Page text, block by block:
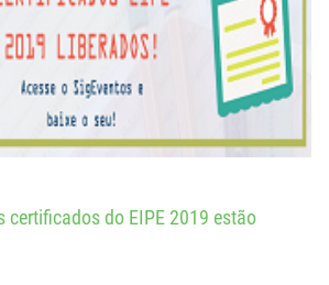
certificados do EIPE 2019 estão